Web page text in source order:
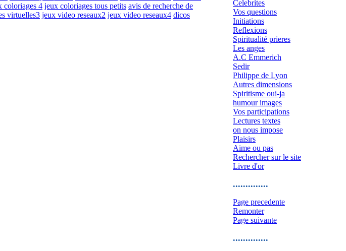
coloriages 4 jeux coloriages tous petits avis de recherche de
virtuelles3 jeux video reseaux2 jeux video reseaux4 dicos
Celebrites
Vos questions
Initiations
Reflexions
Spiritualité prieres
Les anges
A.C Emmerich
Sedir
Philippe de Lyon
Autres dimensions
Spiritisme oui-ja
humour images
Vos participations
Lectures textes
on nous impose
Plaisirs
Aime ou pas
Rechercher sur le site
Livre d'or
..............
Page precedente
Remonter
Page suivante
..............